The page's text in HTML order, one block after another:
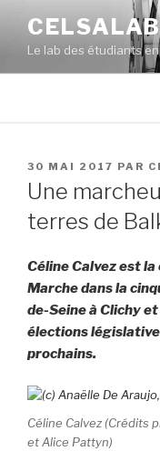
contenu
principal
Le lab des étudiants
PUBLIÉ
LE
30 MAI 2017 PAR
Une
terres de
Céline Calvez est
Marche dans la
de-Seine à Clichy
élections
prochains.
Céline Calvez (Crédits
et Alice Pattyn)